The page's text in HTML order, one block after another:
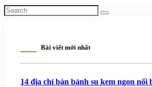
Bài viết mới nhất
14 địa chỉ bán bánh su kem ngon nổi